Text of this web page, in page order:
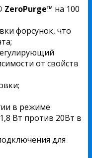
ZeroPurge™ на 100
форсунок, что
от свойств
в режиме
Вт против 20Вт в
для